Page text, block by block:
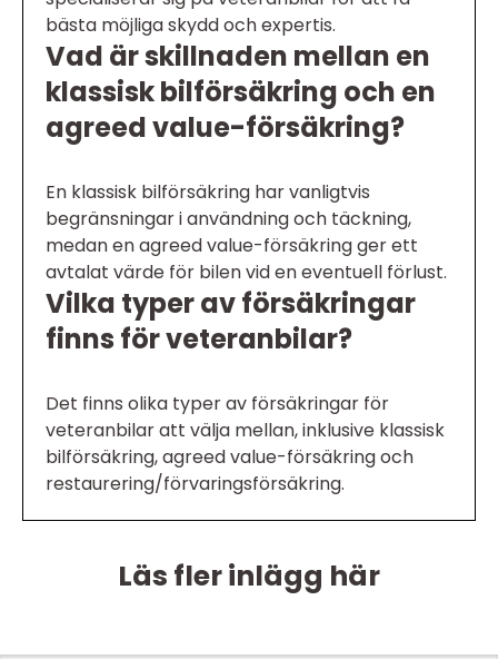
bästa möjliga skydd och expertis.
Vad är skillnaden mellan en
klassisk bilförsäkring och en
agreed value-försäkring?
En klassisk bilförsäkring har vanligtvis
begränsningar i användning och täckning,
medan en agreed value-försäkring ger ett
avtalat värde för bilen vid en eventuell förlust.
Vilka typer av försäkringar
finns för veteranbilar?
Det finns olika typer av försäkringar för
veteranbilar att välja mellan, inklusive klassisk
bilförsäkring, agreed value-försäkring och
restaurering/förvaringsförsäkring.
Läs fler inlägg här